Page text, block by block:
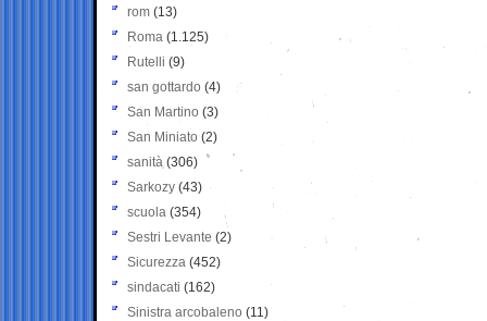
rom (13)
Roma (1.125)
Rutelli (9)
san gottardo (4)
San Martino (3)
San Miniato (2)
sanità (306)
Sarkozy (43)
scuola (354)
Sestri Levante (2)
Sicurezza (452)
sindacati (162)
Sinistra arcobaleno (11)